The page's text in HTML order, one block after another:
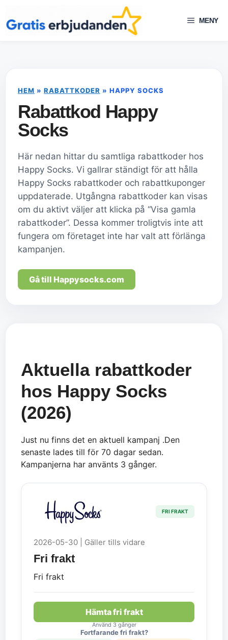
till
innehåll
MENY
HEM »RABATTKODER » HAPPY SOCKS
Rabattkod Happy
Socks
Här nedan hittar du samtliga rabattkoder hos
Happy Socks. Vi gallrar ständigt för att hålla
Happy Socks rabattkoder och rabattkuponger
uppdaterade. Utgångna rabattkoder kan visas
om du aktivt väljer att klicka på “Visa gamla
rabattkoder”. Dessa kommer troligtvis inte att
fungera om företaget inte har valt att förlänga
kampanjen.
Gå till Happysocks.com
Aktuella rabattkoder
hos Happy Socks
(2026)
Just nu finns det en aktuell kampanj .Den
senaste lades till för 70 dagar sedan.
Kampanjerna har använts 3 gånger.
FRI FRAKT
2026-05-30 | Gäller tills vidare
Fri frakt
Fri frakt
Hämta fri frakt
Använd 3 gånger
Fortfarande fri frakt?